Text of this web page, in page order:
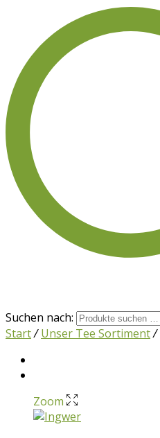
Suchen nach:
Start/ Unser Tee Sortiment/
Zoom